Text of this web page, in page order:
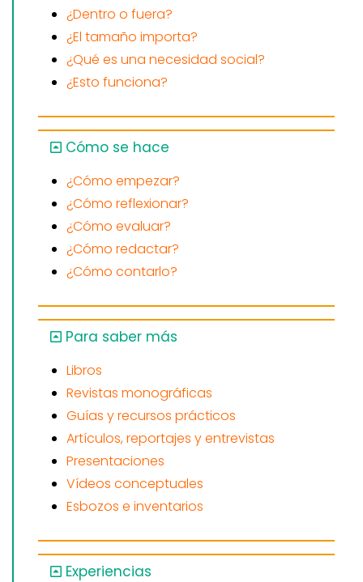
¿Dentro o fuera?
¿El tamaño importa?
¿Qué es una necesidad social?
¿Esto funciona?
Cómo se hace
¿Cómo empezar?
¿Cómo reflexionar?
¿Cómo evaluar?
¿Cómo redactar?
¿Cómo contarlo?
Para saber más
Libros
Revistas monográficas
Guías y recursos prácticos
Artículos, reportajes y entrevistas
Presentaciones
Vídeos conceptuales
Esbozos e inventarios
Experiencias